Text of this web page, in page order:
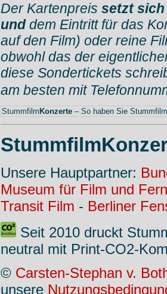
Der Kartenpreis setzt sich
unddem Eintritt für das
auf den Film) oder reine
obwohl das der
diese Sondertickets
am besten mit
Stummfilm Konzerte – So haben Sie
Unsere Hauptpartner:
Museum für Film und
Transit Film - Berliner
Seit 2010 druckt
neutral mit Print-CO2-
© Carsten-Stephan v.
unsere